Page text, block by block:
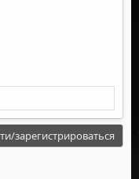
зарегистрироваться